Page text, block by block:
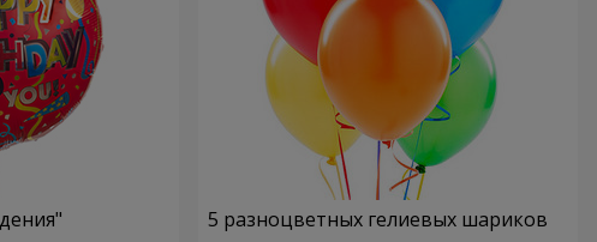
5 разноцветных гелиевых шариков